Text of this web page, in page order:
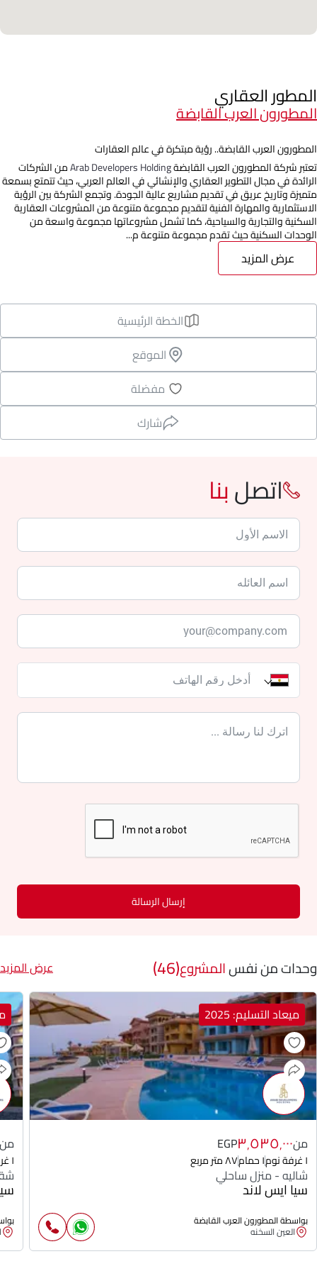
المطور العقاري
المطورون العرب القابضة
المطورون العرب القابضة.. رؤية مبتكرة في عالم العقارات
تعتبر شركة المطورون العرب القابضةArab Developers Holdingمن الشركات
الرائدة في مجال التطوير العقاري والإنشائي في العالم العربي، حيث تتمتع بسمعة
متميزة وتاريخ عريق في تقديم مشاريع عالية الجودة. وتجمع الشركة بين الرؤية
الاستثمارية والمهارة الفنية لتقديم مجموعة متنوعة من المشروعات العقارية
السكنية والتجارية والسياحية، كما تشمل مشروعاتها مجموعة واسعة من
الوحدات السكنية حيث تقدم مجموعة متنوعة م...
عرض المزيد
الخطة الرئيسية
الموقع
مفضلة
شارك
اتصلبنا
إرسال الرسالة
وحدات من نفسالمشروع(46) عرض المزيد
ميعاد التسليم: 2025
من٣٬٥٣٥٬٠٠٠EGP
١ غرفة نوم ١ حمام ٨٧ متر مربع
شاليه - منزل ساحلي
سيا ايس لاند
بواسطة المطورون العرب القابضة
العين السخنه
من
١ غرفة نوم